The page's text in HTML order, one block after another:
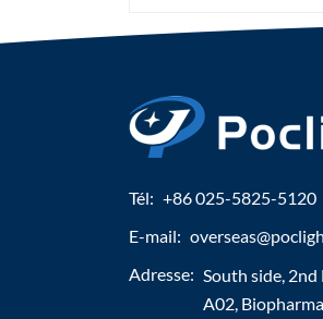
Tél: +86 025-5825-5120
E-mail:
Adresse: South side,
A02,